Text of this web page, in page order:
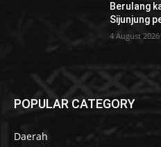
Berulang
Sijunjung
4 August 2026
POPULAR CATEGORY
Daerah